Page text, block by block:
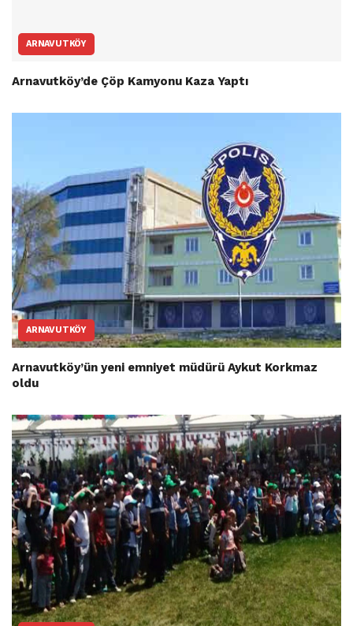
ARNAVUTKÖY
Arnavutköy’de Çöp Kamyonu Kaza Yaptı
ARNAVUTKÖY
Arnavutköy’ün yeni emniyet müdürü Aykut Korkmaz
oldu